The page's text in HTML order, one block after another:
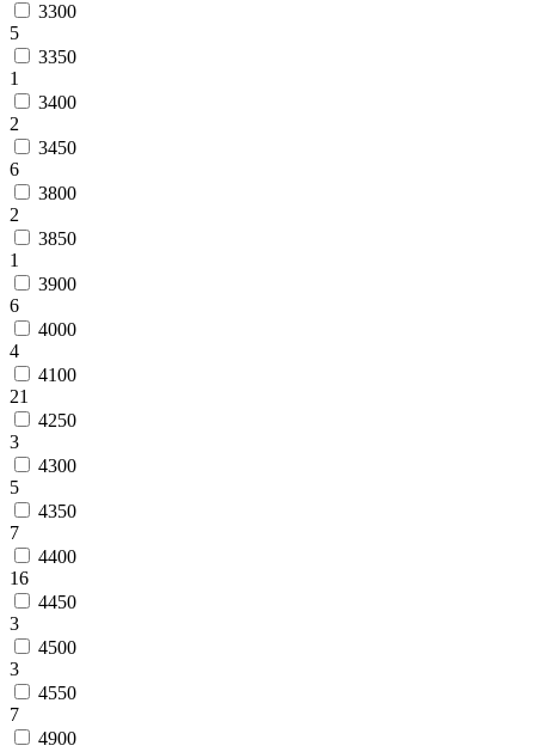
3300
5
3350
1
3400
2
3450
6
3800
2
3850
1
3900
6
4000
4
4100
21
4250
3
4300
5
4350
7
4400
16
4450
3
4500
3
4550
7
4900